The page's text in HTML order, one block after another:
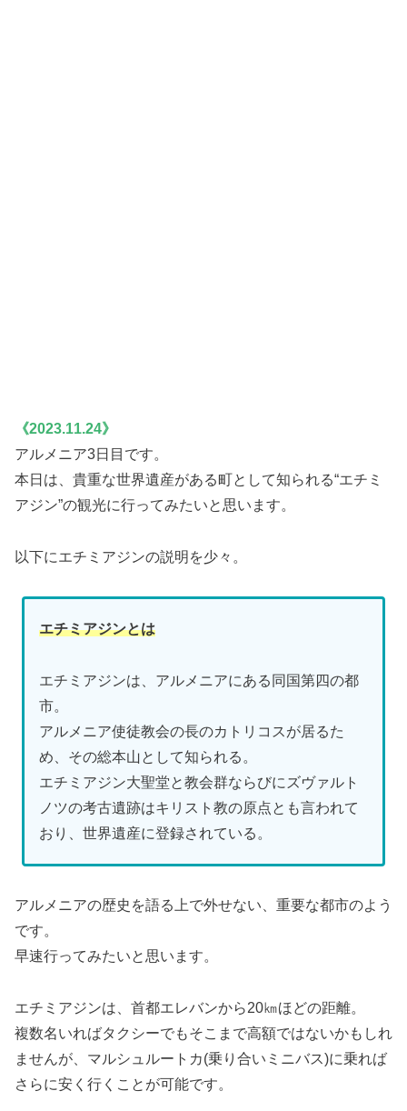
《2023.11.24》
アルメニア3日目です。
本日は、貴重な世界遺産がある町として知られる“エチミ
アジン”の観光に行ってみたいと思います。
以下にエチミアジンの説明を少々。
エチミアジンとは
エチミアジンは、アルメニアにある同国第四の都
市。
アルメニア使徒教会の長のカトリコスが居るた
め、その総本山として知られる。
エチミアジン大聖堂と教会群ならびにズヴァルト
ノツの考古遺跡はキリスト教の原点とも言われて
おり、世界遺産に登録されている。
アルメニアの歴史を語る上で外せない、重要な都市のよう
です。
早速行ってみたいと思います。
エチミアジンは、首都エレバンから20㎞ほどの距離。
複数名いればタクシーでもそこまで高額ではないかもしれ
ませんが、マルシュルートカ(乗り合いミニバス)に乗れば
さらに安く行くことが可能です。